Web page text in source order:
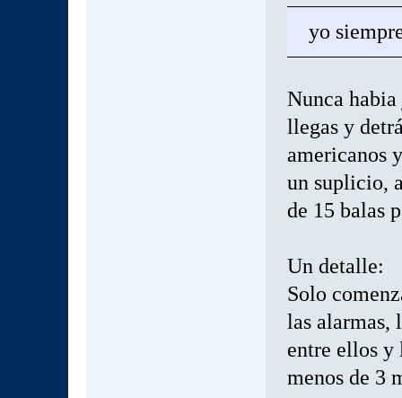
yo
Nunca habia
llegas y
americanos
un suplicio,
de 15 balas
Un detalle:
Solo
las alarmas,
entre ellos
menos de 3